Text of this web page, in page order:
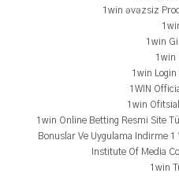
1win əvəzsiz
1win
1win
1win
1WIN
1win
1win Online Betting Resmi Site
Bonuslar Ve Uygulama Indirme
Institute Of Media
1win